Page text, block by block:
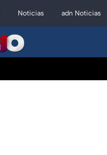
Noticias adn Noticias